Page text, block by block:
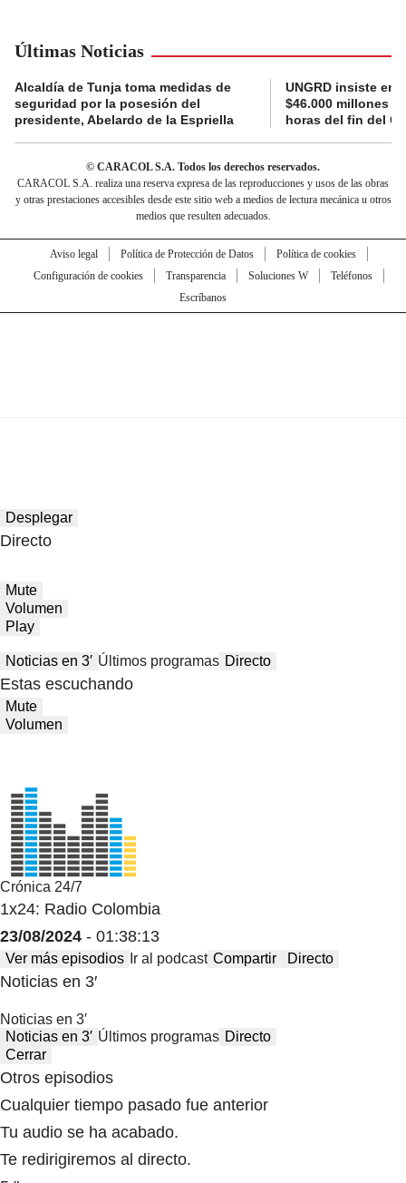
Últimas Noticias
Alcaldía de Tunja toma medidas de
seguridad por la posesión del
presidente, Abelardo de la Espriella
UNGRD insiste en
$46.000 millones
horas del fin del
© CARACOL S.A. Todos los derechos reservados.
CARACOL S.A. realiza una reserva expresa de las reproducciones y usos de las obras
y otras prestaciones accesibles desde este sitio web a medios de lectura mecánica u otros
medios que resulten adecuados.
Aviso legal Política de Protección de Datos
Política de cookies
Configuración de cookies
Transparencia Soluciones W
Teléfonos
Escríbanos
Desplegar
Directo
Mute
Volumen
Play
Noticias en 3′ Últimos programas Directo
Estas escuchando
Mute
Volumen
Crónica 24/7
1x24: Radio Colombia
23/08/2024 - 01:38:13
Ver más episodios Ir al podcast Compartir Directo
Noticias en 3′
Noticias en 3′
Noticias en 3′ Últimos programas Directo
Cerrar
Otros episodios
Cualquier tiempo pasado fue anterior
Tu audio se ha acabado.
Te redirigiremos al directo.